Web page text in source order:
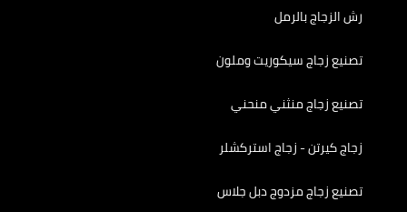
رش الزجاج بالرمل
تصنيع زجاج سيكوريت وملون
تصنيع زجاج منثني منحني
زجاج كيرتن - زجاج استركشلر
تصنيع زجاج مزدوج دبل جلاس